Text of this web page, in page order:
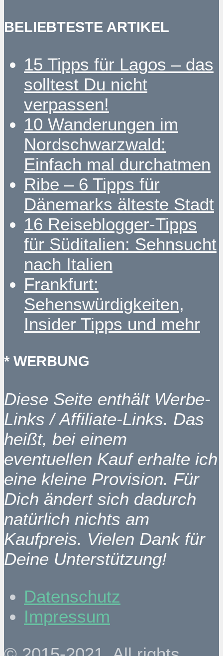
BELIEBTESTE ARTIKEL
15 Tipps für Lagos – das
solltest Du nicht
verpassen!
10 Wanderungen im
Nordschwarzwald:
Einfach mal durchatmen
Ribe – 6 Tipps für
Dänemarks älteste Stadt
16 Reiseblogger-Tipps
für Süditalien: Sehnsucht
nach Italien
Frankfurt:
Sehenswürdigkeiten,
Insider Tipps und mehr
* WERBUNG
Diese Seite enthält Werbe-
Links / Affiliate-Links. Das
heißt, bei einem
eventuellen Kauf erhalte ich
eine kleine Provision. Für
Dich ändert sich dadurch
natürlich nichts am
Kaufpreis. Vielen Dank für
Deine Unterstützung!
Datenschutz
Impressum